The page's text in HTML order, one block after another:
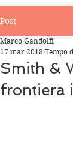
Post
Smith &
frontiera
Marco Gandolfi
17 mar 2018 Tempo